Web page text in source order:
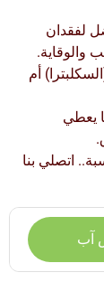
لفقدان
والوقاية.
أم
يعطي
اتصلي بنا
آب